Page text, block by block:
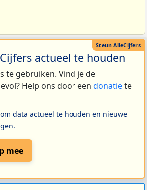
actueel te houden
te gebruiken. Vind je de
Help ons door een donatiete
data actueel te houden en nieuwe
mee